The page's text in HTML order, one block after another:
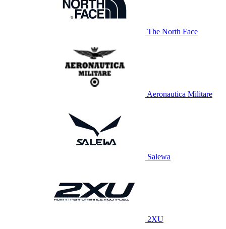
The North Face
Aeronautica Militare
Salewa
2XU